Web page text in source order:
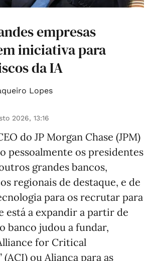
empresas
iniciativa para
da IA
Lopes
2026, 13:16
do JP Morgan Chase (JPM)
pessoalmente os presidentes
grandes bancos,
regionais de destaque, e de
para os recrutar para
está a expandir a partir de
banco judou a fundar,
for Critical
ou Aliança para as